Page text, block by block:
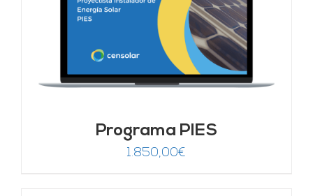
Programa PIES
1.850,00€